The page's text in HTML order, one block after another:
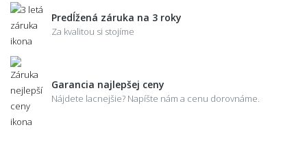
Predĺžená záruka na 3 roky
Za kvalitou si stojíme
Garancia najlepšej ceny
Nájdete lacnejšie? Napíšte nám a cenu dorovnáme.